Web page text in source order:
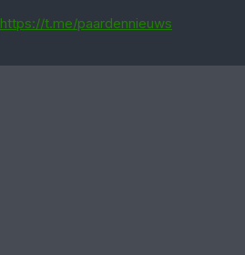
https://t.me/paardennieuws